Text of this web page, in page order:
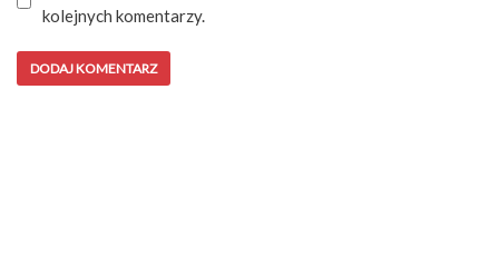
kolejnych komentarzy.